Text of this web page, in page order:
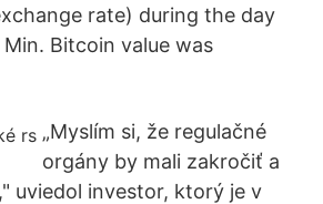
rate) during the day
Bitcoin value was
„Myslím si, že regulačné
orgány by mali zakročiť a
uviedol investor, ktorý je v